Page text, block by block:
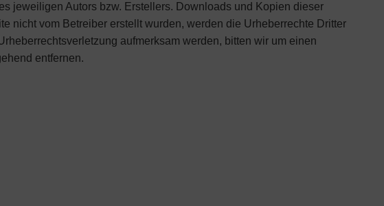
jeweiligen Autors bzw. Erstellers. Downloads und Kopien dieser
nicht vom Betreiber erstellt wurden, werden die Urheberrechte Dritter
aufmerksam werden, bitten wir um einen
entfernen.